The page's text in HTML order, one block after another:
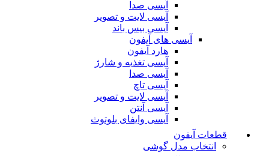
آیسی صدا
آیسی لایت و تصویر
آیسی بیس باند
آیسی های آیفون
هارد آیفون
آیسی تغذیه و شارژ
آیسی صدا
آیسی تاچ
آیسی لایت و تصویر
آیسی آنتن
آیسی وایفای بلوتوث
قطعات آیفون
انتخاب مدل گوشی